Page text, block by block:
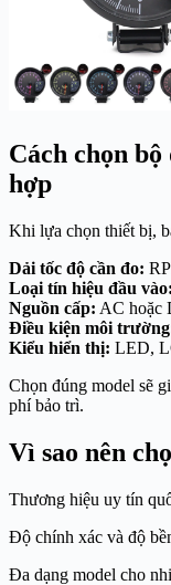
Cách chọn
hợp
Khi lựa chọn thiết bị,
Dải tốc độ cần đo:
Loại tín hiệu đầu vào:
Nguồn cấp: AC hoặc
Điều kiện môi
Kiểu hiển thị: LED,
Chọn đúng model sẽ
phí bảo trì.
Vì sao nên
Thương hiệu uy tín
Độ chính xác và độ
Đa dạng model cho